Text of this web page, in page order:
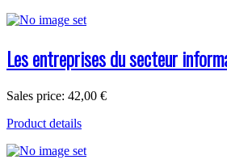
Les entreprises du secteur
Sales price: 42,00 €
Product details